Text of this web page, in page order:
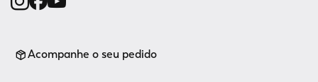
Acompanhe o seu pedido